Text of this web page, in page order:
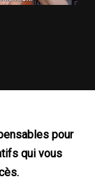
pour
qui vous